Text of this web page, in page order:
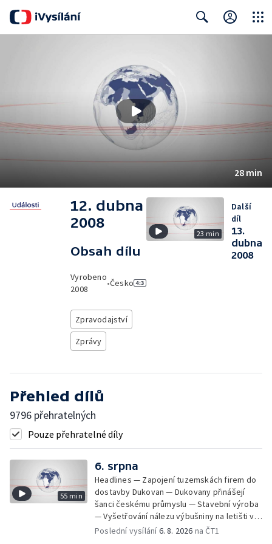
28 min
12. dubna
2008
Obsah dílu
Vyrobeno
2008
•Česko
Zpravodajství
Zprávy
23 min
Další
díl
13.
dubna
2008
Přehled dílů
9796 přehratelných
Pouze přehratelné díly
55 min
6. srpna
Headlines — Zapojení tuzemskách firem do
dostavby Dukovan — Dukovany přinášejí
šanci českému průmyslu — Stavební výroba
— Vyšetřování nálezu výbušniny na letišti v
Lipsku — Bourání torza vyhořelé budovy ve
Poslední vysílání6. 8. 2026 na ČT1